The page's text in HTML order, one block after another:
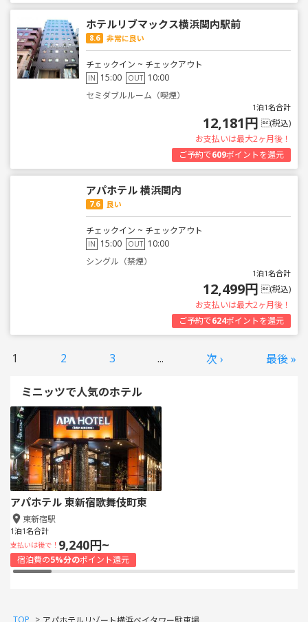
ホテルリブマックス横浜関内駅前
8.6 非常に良い
チェックイン ~ チェックアウト
IN 15:00 OUT 10:00
セミダブルルーム（喫煙）
1泊1名合計
12,181円 (税込)
お支払いは最大2ヶ月後！
ご予約で609ポイントを還元
アパホテル 横浜関内
7.6 良い
チェックイン ~ チェックアウト
IN 15:00 OUT 10:00
シングル（禁煙）
1泊1名合計
12,499円 (税込)
お支払いは最大2ヶ月後！
ご予約で624ポイントを還元
1 2 3 ... 次 › 最後 »
ミニッツで人気のホテル
アパホテル 東新宿歌舞伎町東
東新宿駅
1泊1名合計
支払いは後で！ 9,240円~
宿泊費の5%分のポイント還元